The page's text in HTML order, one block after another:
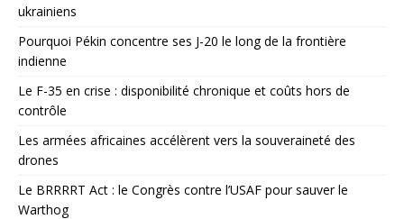
ukrainiens
Pourquoi Pékin concentre ses J-20 le long de la frontière
indienne
Le F-35 en crise : disponibilité chronique et coûts hors de
contrôle
Les armées africaines accélèrent vers la souveraineté des
drones
Le BRRRRT Act : le Congrès contre l’USAF pour sauver le
Warthog